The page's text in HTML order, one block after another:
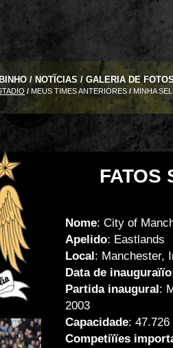
/ NOTÏCIAS / GALERIA DE
/ MEUS TIMES ANTERIORES / MINHA
FATOS
Nome: City of
Apelido: Eastlands
Local: Manchester,
Data de inauguraïïo
Partida inaugural:
2003
Capacidade: 47.726
Competiïïes